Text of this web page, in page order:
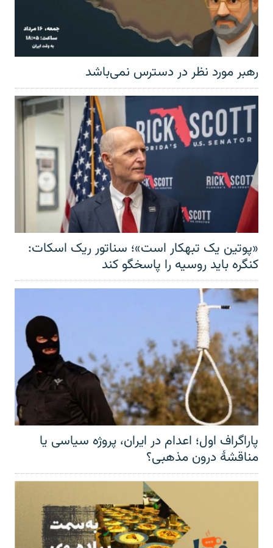
رهبر مورد نظر در دسترس نمی‌باشد
«پوتین یک تبهکار است»؛ سناتور ریک اسکات:
کنگره باید روسیه را پاسخگو کند
پاراگراف اول؛ اعدام در ایران، پروژه سیاسی یا
مناقشهٔ درون مذهبی؟